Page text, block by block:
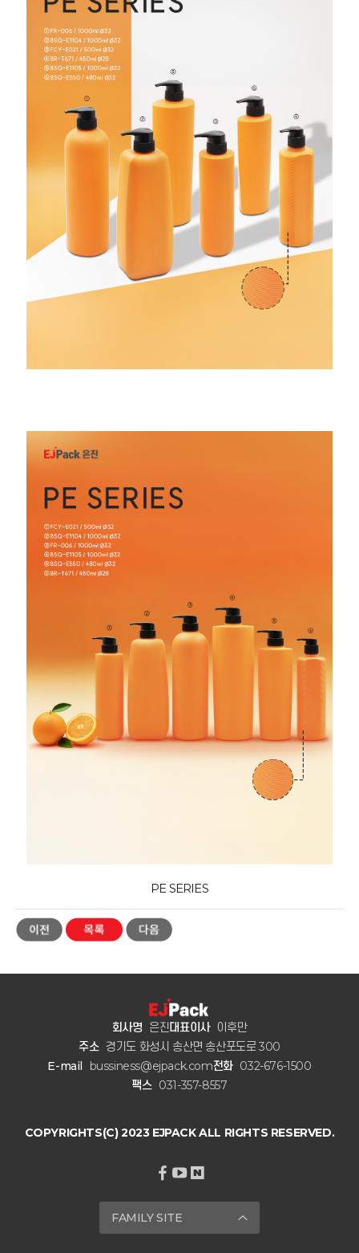
PE SERIES
회사명 은진대표이사 이후만
주소 경기도 화성시 송산면 송산포도로 300
E-mail
bussiness@ejpack.com전화 032-676-1500
팩스 031-357-8557
COPYRIGHTS(C) 2023 EJPACK ALL RIGHTS RESERVED.
FAMILY SITE